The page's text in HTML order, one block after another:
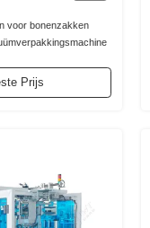
voor bonenzakken
Prijs